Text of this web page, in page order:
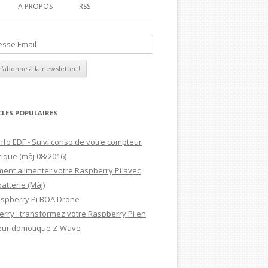
A PROPOS
MON CV
RSS
POPULAIRES
EDF - Suivi conso de votre compteur
(màj 08/2016)
alimenter votre Raspberry Pi avec
(MàJ)
Pi BOA Drone
: transformez votre Raspberry Pi en
domotique Z-Wave